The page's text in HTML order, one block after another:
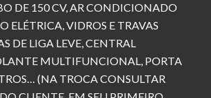
DE 150 CV, AR CONDICIONADO
ELÉTRICA, VIDROS E TRAVAS
DE LIGA LEVE, CENTRAL
MULTIFUNCIONAL, PORTA
(NA TROCA CONSULTAR